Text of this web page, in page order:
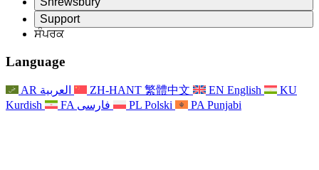
ਸੰਦਰਭ ਦੀਆਂ ਸ਼ਰਤਾਂ
ਸੁਤੰਤਰ ਸਮੀਖਿਆ ਦੀ ਅੰਤਿਮ ਰਿਪੋਰਟ
ਅਕਸਰ ਪੁੱਛੇ ਜਾਣ ਵਾਲੇ ਸਵਾਲ
ਪਰਿਵਾਰਕ ਫੀਡਬੈਕ ਪ੍ਰਕਿਰਿਆ
ਨਿਊਜ਼ਲੈਟਰ
ਬਾਹਰ ਕੱਡਣਾ
ਸੁਤੰਤਰ ਸਮੀਖਿਆ ਟੀਮ
ਹਵਾਲੇ ਦੀਆਂ ਸ਼ਰਤਾਂ
ਸੰਪਰਕ
ਪਰਿਵਾਰਾਂ ਲਈ ਮਨੋਵਿਗਿਆਨਕ ਸਹਾਇਤਾ
ਪਰਿਵਾਰਾਂ ਲਈ ਅੱਪਡੇਟ
ਘਟਨਾਵਾਂ
For Staff
ਸਟਾਫ ਲਈ ਸਹਾਇਤਾ
ਸਮੀਖਿਆ ਦੇ ਚੇਅਰਮੈਨ
ਸੁਤੰਤਰ ਸਮੀਖਿਆ ਟੀਮ
ਸੰਦਰਭ ਦੀਆਂ ਸ਼ਰਤਾਂ
For Families
ਪਰਿਵਾਰਾਂ ਲਈ ਅੱਪਡੇਟ
ਘਟਨਾਵਾਂ
Review
ਜਣੇਪਾ ਸਮੀਖਿਆ ਵਾਸਤੇ ਸੰਦਰਭ ਦੀਆਂ ਸ਼ਰਤਾਂ
ਸੁਤੰਤਰ ਸਮੀਖਿਆ ਦੀ ਅੰਤਿਮ ਰਿਪੋਰਟ
ਸੁਤੰਤਰ ਸਮੀਖਿਆ ਦੀ ਪਹਿਲੀ ਰਿਪੋਰਟ
For Families
ਅੱਪਡੇਟ
Support
Leeds
Nottingham
ਪਰਿਵਾਰਕ ਮਨੋਵਿਗਿਆਨਕ ਸਹਾਇਤਾ ਸੇਵਾ
ਮਾਨਸਿਕ ਸਿਹਤ ਸੰਕਟ ਸਹਾਇਤਾ
ਖੇਤਰੀ ਸੇਵਾਵਾਂ ਨੌਟਿੰਘਮ
National
ਸੰਪਰਕ
Language
AR العربية ZH-HANT 繁體中文 EN English
KU
Kurdish
FA فارسی PL Polski PA Punjabi